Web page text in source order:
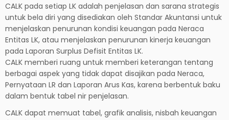
CALK pada setiap LK adalah penjelasan dan sarana strategis
untuk bela diri yang disediakan oleh Standar Akuntansi untuk
menjelaskan penurunan kondisi keuangan pada Neraca
Entitas LK, atau menjelaskan penurunan kinerja keuangan
pada Laporan Surplus Defisit Entitas LK.
CALK memberi ruang untuk memberi keterangan tentang
berbagai aspek yang tidak dapat disajikan pada Neraca,
Pernyataan LR dan Laporan Arus Kas, karena berbentuk baku
dalam bentuk tabel nir penjelasan.
CALK dapat memuat tabel, grafik analisis, nisbah keuangan